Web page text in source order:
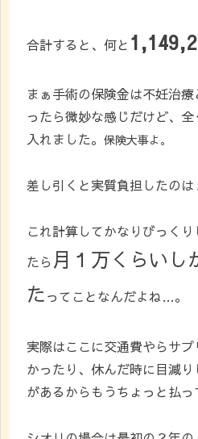
合計すると、何と
まぁ手術の保険金は不妊治
ったら微妙な感じだけど、
入れました。 保険大事よ。
差し引くと実質負担したのは
これ計算してかなりびっく
たら 月１万くらいし
たってことなんだよね…。
実際はここに交通費やらサ
かったり、休んだ時に目減
があるからもうちょっと払っ